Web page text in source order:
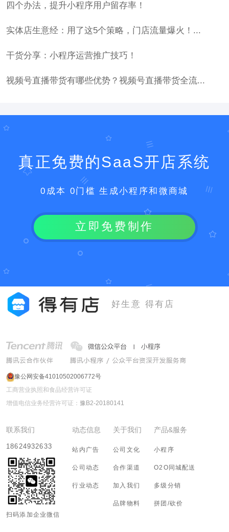
四个办法，提升小程序用户留存率！
实体店生意经：用了这5个策略，门店流量爆火！...
干货分享：小程序运营推广技巧！
视频号直播带货有哪些优势？视频号直播带货全流...
真正免费的SaaS开店系统
0成本 0门槛 生成小程序和微商城
立即免费制作
好生意 得有店
豫公网安备41010502006772号
工商营业执照和食品经营许可证
增值电信业务经营许可证： 豫B2-20180141
联系我们
18624932633
扫码添加企业微信
动态信息
站内广告
公司动态
行业动态
关于我们
公司文化
合作渠道
加入我们
品牌物料
产品&服务
小程序
O2O同城配送
多级分销
拼团/砍价